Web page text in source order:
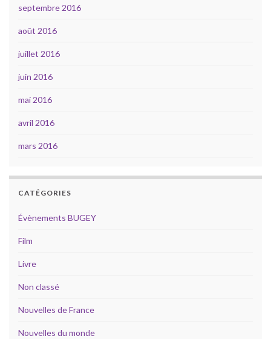
septembre 2016
août 2016
juillet 2016
juin 2016
mai 2016
avril 2016
mars 2016
CATÉGORIES
Évènements BUGEY
Film
Livre
Non classé
Nouvelles de France
Nouvelles du monde